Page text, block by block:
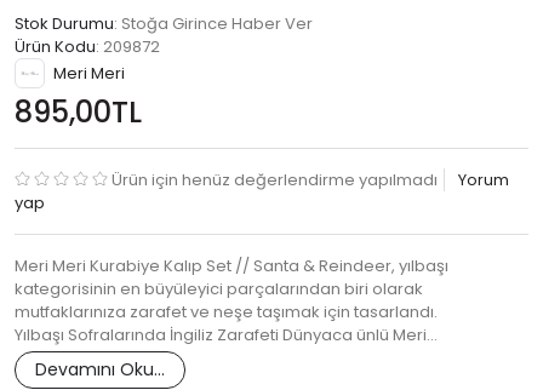
Stok Durumu: Stoğa Girince Haber Ver
Ürün Kodu: 209872
Meri Meri
895,00TL
Ürün için henüz değerlendirme yapılmadı
Yorum
yap
Meri Meri Kurabiye Kalıp Set // Santa & Reindeer, yılbaşı
kategorisinin en büyüleyici parçalarından biri olarak
mutfaklarınıza zarafet ve neşe taşımak için tasarlandı.
Yılbaşı Sofralarında İngiliz Zarafeti Dünyaca ünlü Meri…
Devamını Oku...